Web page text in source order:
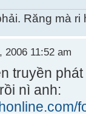
Răng mà ri
2006 11:52 am
truyền
nì anh: